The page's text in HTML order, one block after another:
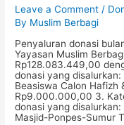
Leave a Comment /
By Muslim Berbagi
Penyaluran donasi
Yayasan Muslim
Rp128.083.449,00
donasi yang
Beasiswa Calon Hafizh
Rp9.000.000,00 3.
donasi yang
Masjid-Ponpes-Sumur